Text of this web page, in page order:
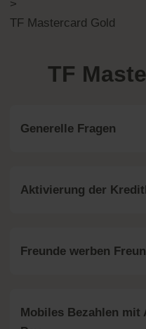
>
TF Mastercard Gold
TF
Generelle Fragen
Aktivierung der
Freunde werben
Mobiles Bezahlen mit